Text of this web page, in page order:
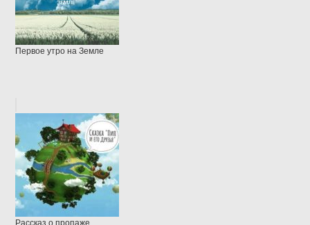
Первое утро на Земле
Рассказ о пропаже